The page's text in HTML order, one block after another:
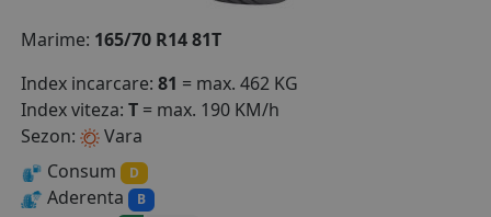
Marime: 165/70 R14 81T
Index incarcare: 81 = max. 462 KG
Index viteza: T = max. 190 KM/h
Sezon:
Vara
Consum
D
Aderenta B